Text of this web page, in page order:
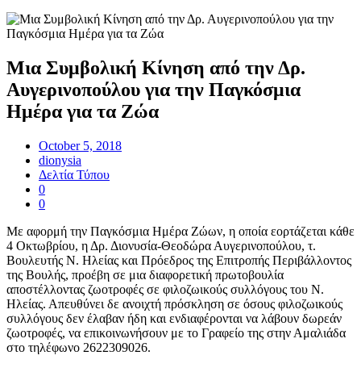
Μια Συμβολική Κίνηση από την Δρ.
Αυγερινοπούλου για την Παγκόσμια
Ημέρα για τα Ζώα
October 5, 2018
dionysia
Δελτία Τύπου
0
0
Με αφορμή την Παγκόσμια Ημέρα Ζώων, η οποία εορτάζεται κάθε
4 Οκτωβρίου, η Δρ. Διονυσία-Θεοδώρα Αυγερινοπούλου, τ.
Βουλευτής Ν. Ηλείας και Πρόεδρος της Επιτροπής Περιβάλλοντος
της Βουλής, προέβη σε μια διαφορετική πρωτοβουλία
αποστέλλοντας ζωοτροφές σε φιλοζωικούς συλλόγους του Ν.
Ηλείας. Απευθύνει δε ανοιχτή πρόσκληση σε όσους φιλοζωικούς
συλλόγους δεν έλαβαν ήδη και ενδιαφέρονται να λάβουν δωρεάν
ζωοτροφές, να επικοινωνήσουν με το Γραφείο της στην Αμαλιάδα
στο τηλέφωνο 2622309026.